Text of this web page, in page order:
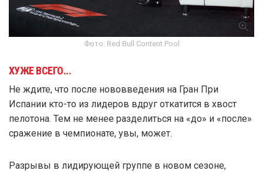
Фото: Red Bull Content Pool
ХУЖЕ ВСЕГО...
Не ждите, что после нововведения на Гран При
Испании кто-то из лидеров вдруг откатится в хвост
пелотона. Тем не менее разделиться на «до» и «после»
сражение в чемпионате, увы, может.
Разрывы в лидирующей группе в новом сезоне,